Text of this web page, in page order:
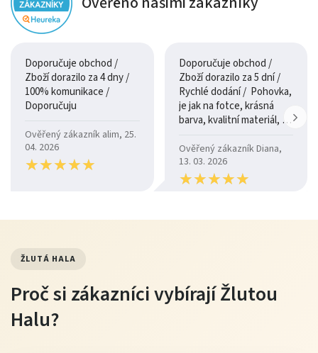
Doporučuje obchod /
Zboží dorazilo za 4 dny /
100% komunikace /
Doporučuju
Ověřený zákazník alim, 25.
04. 2026
★★★★★
★★★★★
Doporučuje obchod /
Zboží dorazilo za 5 dní /
Rychlé dodání / Pohovka,
je jak na fotce, krásná
barva, kvalitní materiál, a
Ověřený zákazník Diana,
13. 03. 2026
★★★★★
★★★★★
ŽLUTÁ HALA
Proč si zákazníci vybírají Žlutou
Halu?